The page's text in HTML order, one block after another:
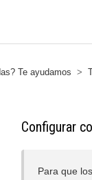
Te ayudamos
Configurar
Para que